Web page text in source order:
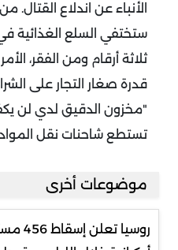
الأنباء عن اندلاع القتال. من
ستختفي السلع الغذائية
ثلاثة أرقام ومن الفقر،
قدرة صغار التجار على
تستطع شاحنات نقل المواد
موضوعات أخرى
روسيا تعلن